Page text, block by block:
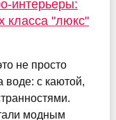
интерьеры:
класса "люкс"
не просто
воде: с каютой,
модным